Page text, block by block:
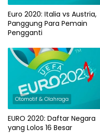
Euro 2020: Italia vs Austria,
Panggung Para Pemain
Pengganti
Otomotif & Olahraga
EURO 2020: Daftar Negara
yang Lolos 16 Besar